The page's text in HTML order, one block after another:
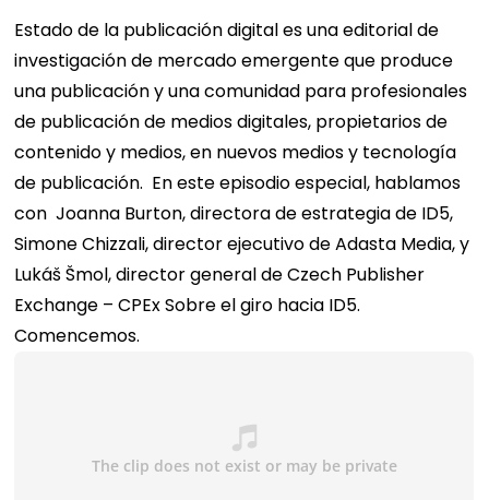
Estado de la publicación digitales una editorial de
investigación de mercado emergente que produce
una publicación y una comunidad para profesionales
de publicación de medios digitales, propietarios de
contenido y medios, en nuevos medios y tecnología
de publicación. En este episodio especial, hablamos
con Joanna Burton, directora de estrategia de ID5,
Simone Chizzali, director ejecutivo de Adasta Media,y
Lukáš Šmol, director general de Czech Publisher
Exchange – CPExSobre el giro hacia ID5.
Comencemos.